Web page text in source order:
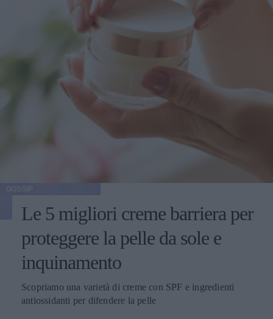
Le 5 migliori creme barriera per
proteggere la pelle da sole e
inquinamento
Scopriamo una varietà di creme con SPF e ingredienti
antiossidanti per difendere la pelle